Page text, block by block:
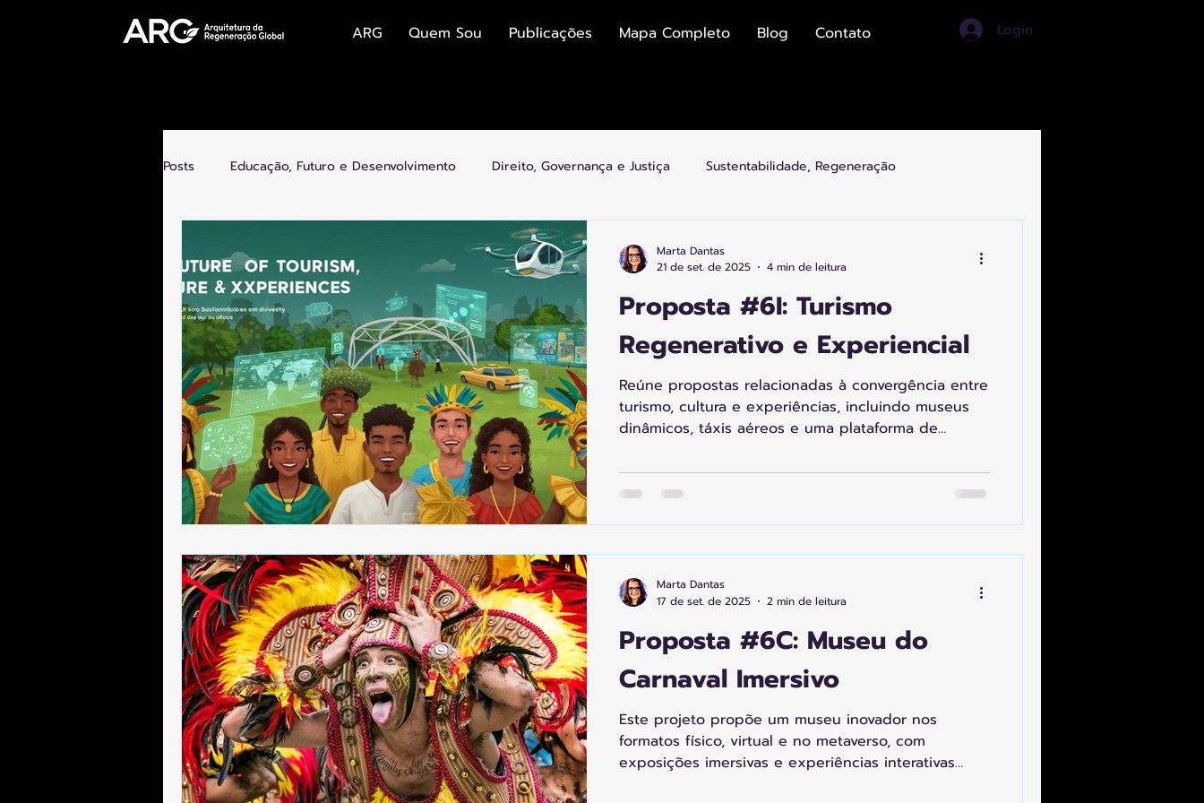
ARG Quem Sou Publicações Mapa Completo Blog Contato Login
Posts Educação, Futuro e Desenvolvimento Direito, Governança e Justiça Sustentabilidade, Regeneração
Economia Colaborativa e Plataformas
Tecnologia e Humanidade Cidades Inteligentes Arquitetura e Transição
Proposta #6I: Turismo
Regenerativo e Experiencial
Reúne propostas relacionadas à convergência entre
turismo, cultura e experiências, incluindo museus
dinâmicos, táxis aéreos e uma plataforma de
Marta Dantas
21 de set. de 2025
4 min de leitura
Proposta #6C: Museu do
Carnaval Imersivo
Este projeto propõe um museu inovador nos
formatos físico, virtual e no metaverso, com
exposições imersivas e experiências interativas
Marta Dantas
17 de set. de 2025
2 min de leitura